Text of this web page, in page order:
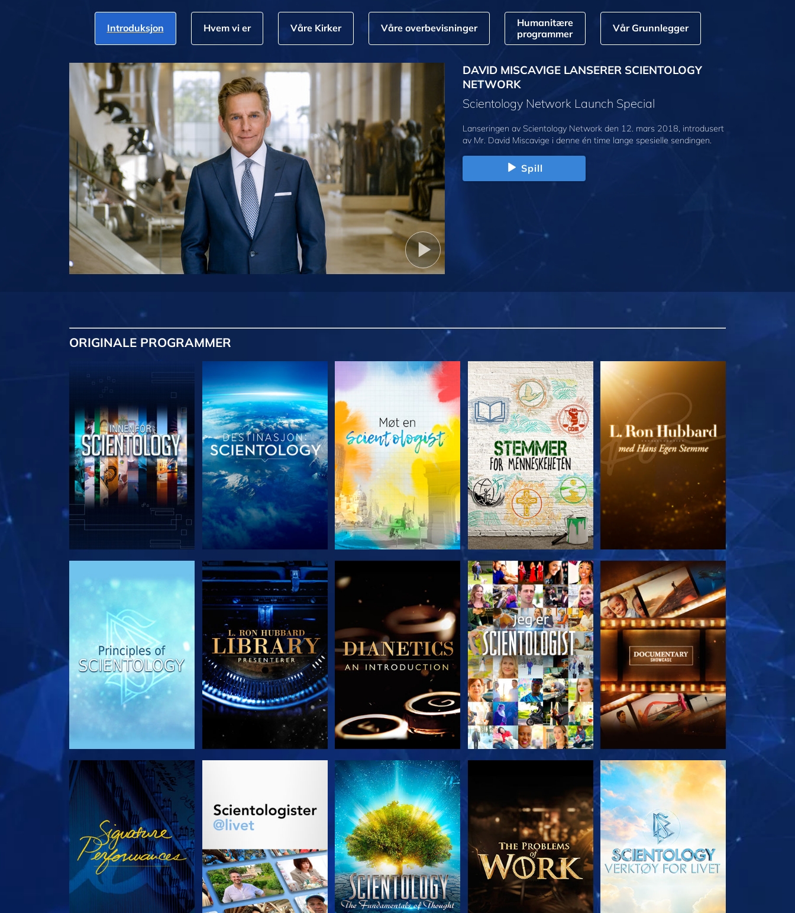
Introduksjon Hvem vi er Våre Kirker Våre overbevisninger
Humanitære
programmer
Vår Grunnlegger
DAVID MISCAVIGE LANSERER SCIENTOLOGY
NETWORK
Scientology Network Launch Special
Lanseringen av Scientology Network den 12. mars 2018, introdusert
av Mr. David Miscavige i denne én time lange spesielle sendingen.
Spill
ORIGINALE PROGRAMMER
UTFORSK SERIEN UTFORSK SERIEN UTFORSK SERIEN UTFORSK SERIEN UTFORSK SERIEN
SE UTFORSK SERIEN